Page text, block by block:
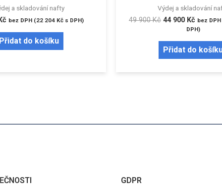
a skladování nafty
Kč bez DPH (22 204 Kč s DPH)
Přidat do košíku
Výdej a skladování
49 900Kč 44 900 Kč bez
DPH)
Přidat do
GDPR